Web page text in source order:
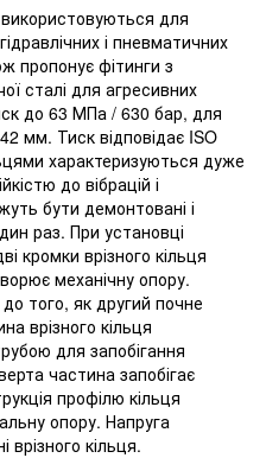
для
і пневматичних
пропонує фітинги з
сталі для агресивних
до 63 МПа / 630 бар, для
мм. Тиск відповідає ISO
характеризуються дуже
до вібрацій і
бути демонтовані і
раз. При установці
кромки врізного кільця
механічну опору.
того, як другий почне
врізного кільця
для запобігання
частина запобігає
профілю кільця
опору. Напруга
врізного кільця.